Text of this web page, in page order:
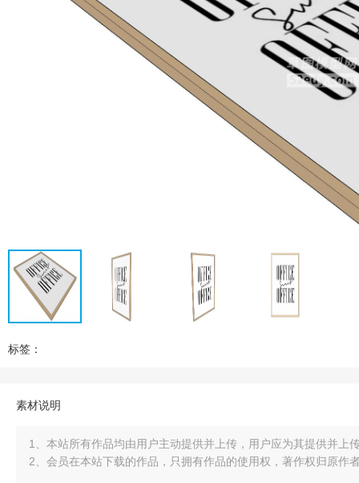
标签：
素材说明
1、本站所有作品均由用户主动提供并上传，用户应为其提供并上
2、会员在本站下载的作品，只拥有作品的使用权，著作权归原作